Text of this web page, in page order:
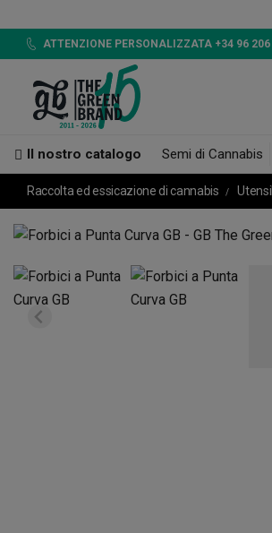
ATTENZIONE PERSONALIZZATA +34 96
Il nostro catalogo Semi di Cannabis
Raccolta ed essicazione di cannabis